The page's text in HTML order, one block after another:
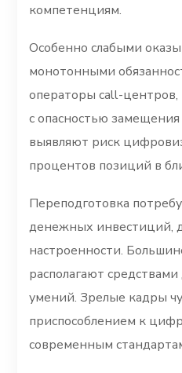
компетенциям.
Особенно слабыми
монотонными
операторы call-центров,
с опасностью
выявляют риск
процентов позиций в
Переподготовка
денежных инвестиций,
настроенности.
располагают
умений. Зрелые кадры
приспособлением к
современным